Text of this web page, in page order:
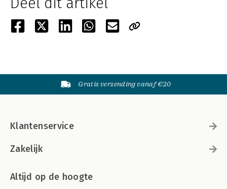
Gratis verzending vanaf €20
Klantenservice
Zakelijk
Altijd op de hoogte